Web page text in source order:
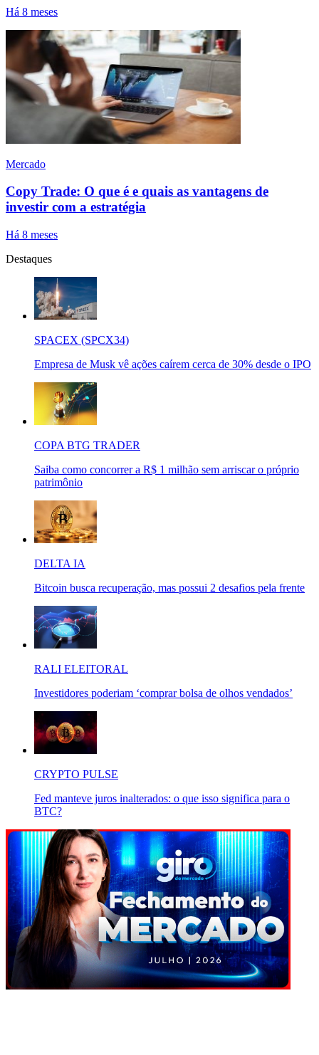
Há 8 meses
Mercado
Copy Trade: O que é e quais as vantagens de
investir com a estratégia
Há 8 meses
Destaques
SPACEX (SPCX34)
Empresa de Musk vê ações caírem cerca de 30% desde o IPO
COPA BTG TRADER
Saiba como concorrer a R$ 1 milhão sem arriscar o próprio
patrimônio
DELTA IA
Bitcoin busca recuperação, mas possui 2 desafios pela frente
RALI ELEITORAL
Investidores poderiam ‘comprar bolsa de olhos vendados’
CRYPTO PULSE
Fed manteve juros inalterados: o que isso significa para o
BTC?